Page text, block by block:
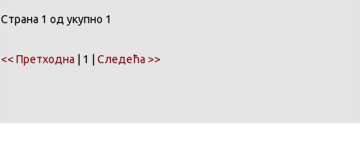
Страна 1 од укупно 1
<< Претходна | 1 | Следећа >>